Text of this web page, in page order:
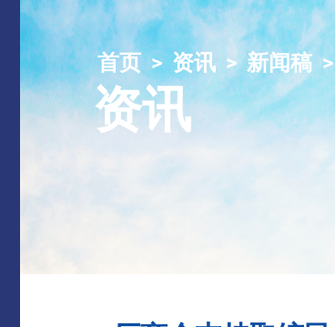
首页 资讯 新闻稿
资讯